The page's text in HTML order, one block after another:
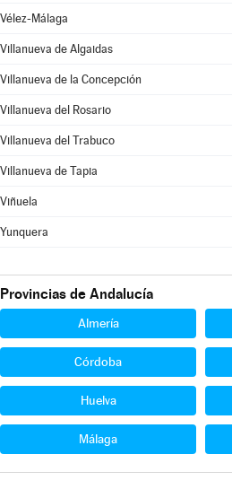
Vélez-Málaga
Villanueva de Algaidas
Villanueva de la Concepción
Villanueva del Rosario
Villanueva del Trabuco
Villanueva de Tapia
Viñuela
Yunquera
Provincias de Andalucía
Almería
Córdoba
Huelva
Málaga